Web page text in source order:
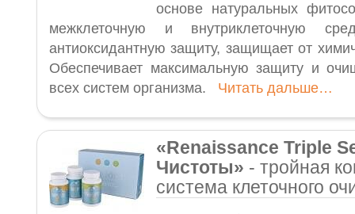
основе натуральных
межклеточную и внутриклеточную
антиоксидантную защиту, защищает от
Обеспечивает максимальную защиту и
всех систем организма. Читать дальше…
«Renaissance Triple
Чистоты» - тройная
система клеточного